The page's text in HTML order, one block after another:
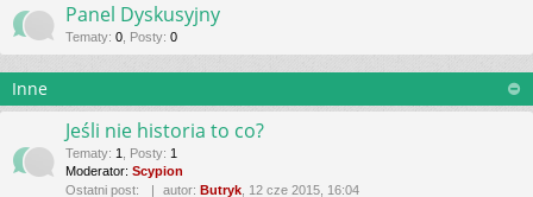
Panel Dyskusyjny
Tematy: 0 Posty: 0
Inne
Jeśli nie historia to co?
Tematy: 1 Posty: 1
Moderator: Scypion
Ostatni post:
autor: Butryk , 12 cze 2015, 16:04